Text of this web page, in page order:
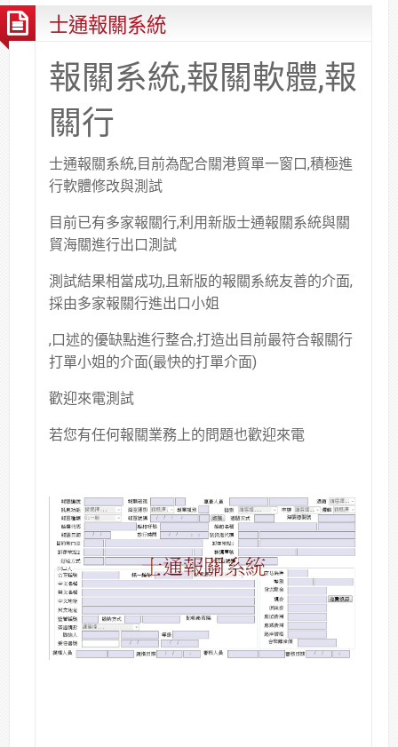
解
決
士通報關系統
報關系統,報關軟體,報
關行
士通報關系統,目前為配合關港貿單一窗口,積極進
行軟體修改與測試
目前已有多家報關行,利用新版士通報關系統與關
貿海關進行出口測試
測試結果相當成功,且新版的報關系統友善的介面,
採由多家報關行進出口小姐
,口述的優缺點進行整合,打造出目前最符合報關行
打單小姐的介面(最快的打單介面)
歡迎來電測試
若您有任何報關業務上的問題也歡迎來電